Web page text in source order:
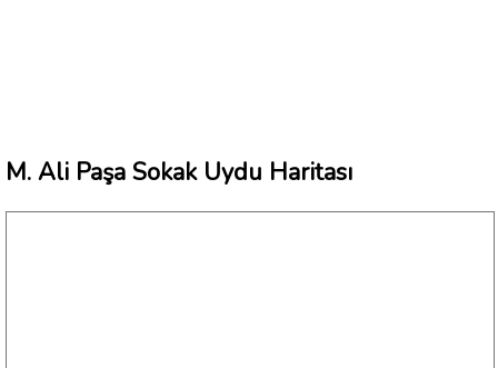
M. Ali Paşa Sokak Uydu Haritası